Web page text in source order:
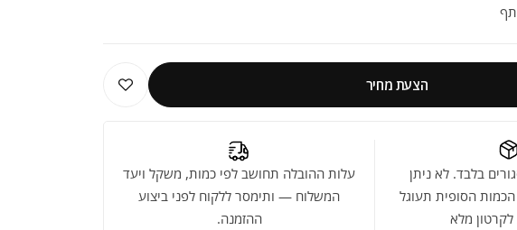
הצעת מחיר
בלבד. לא ניתן
הכמות הסופית תעוגל
לקרטון מלא
עלות ההובלה תחושב לפי כמות, משקל ויעד
המשלוח — ותימסר ללקוח לפני ביצוע
ההזמנה.